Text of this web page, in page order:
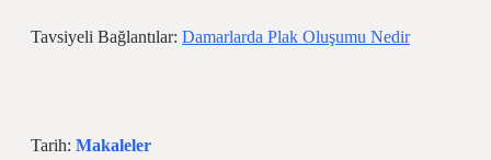
Tavsiyeli Bağlantılar: Damarlarda Plak Oluşumu Nedir
Tarih: Makaleler